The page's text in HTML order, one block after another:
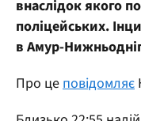
внаслідок якого
поліцейських.
в Амур-
Про це повідомляє